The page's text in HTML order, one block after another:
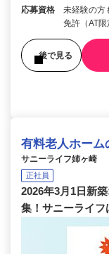
応募資格
未経験の方
免許（AT限
後で見る
有料老人ホーム
サニーライフ姉ヶ崎
正社員
2026年3月1日新
集！サニーライフ